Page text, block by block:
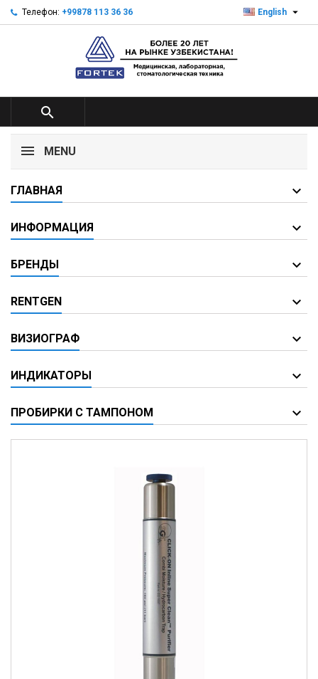
Телефон: +99878 113 36 36 English 

MENU
ГЛАВНАЯ
ИНФОРМАЦИЯ
БРЕНДЫ
RENTGEN
ВИЗИОГРАФ
ИНДИКАТОРЫ
ПРОБИРКИ С ТАМПОНОМ